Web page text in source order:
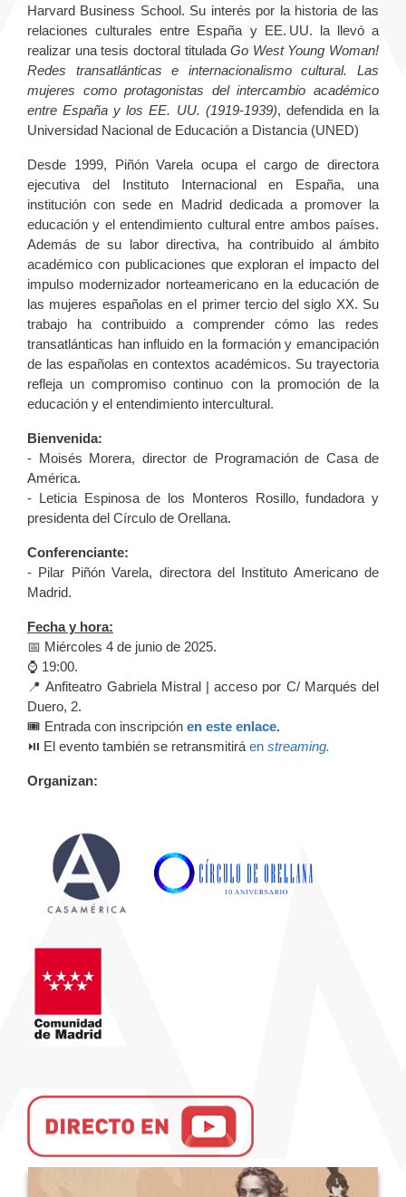
Harvard Business School. Su interés por la historia de las
relaciones culturales entre España y EE. UU. la llevó a
realizar una tesis doctoral tituladaGo West Young Woman!
Redes transatlánticas e internacionalismo cultural. Las
mujeres como protagonistas del intercambio académico
entre España y los EE. UU. (1919-1939), defendida en la
Universidad Nacional de Educación a Distancia (UNED)
Desde 1999, Piñón Varela ocupa el cargo de directora
ejecutiva del Instituto Internacional en España, una
institución con sede en Madrid dedicada a promover la
educación y el entendimiento cultural entre ambos países.
Además de su labor directiva, ha contribuido al ámbito
académico con publicaciones que exploran el impacto del
impulso modernizador norteamericano en la educación de
las mujeres españolas en el primer tercio del siglo XX. Su
trabajo ha contribuido a comprender cómo las redes
transatlánticas han influido en la formación y emancipación
de las españolas en contextos académicos. Su trayectoria
refleja un compromiso continuo con la promoción de la
educación y el entendimiento intercultural.
Bienvenida:
- Moisés Morera, director de Programación de Casa de
América.
- Leticia Espinosa de los Monteros Rosillo, fundadora y
presidenta del Círculo de Orellana.
Conferenciante:
- Pilar Piñón Varela, directora del Instituto Americano de
Madrid.
Fecha y hora:
📅 Miércoles 4 de junio de 2025.
⌚ 19:00.
📍 Anfiteatro Gabriela Mistral | acceso por C/ Marqués del
Duero, 2.
🎟️ Entrada con inscripción en este enlace.
⏯️ El evento también se retransmitirá en streaming.
Organizan: